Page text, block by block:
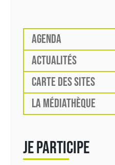
AGENDA
ACTUALITÉS
CARTE DES SITES
LA MÉDIATHÈQUE
JE PARTICIPE